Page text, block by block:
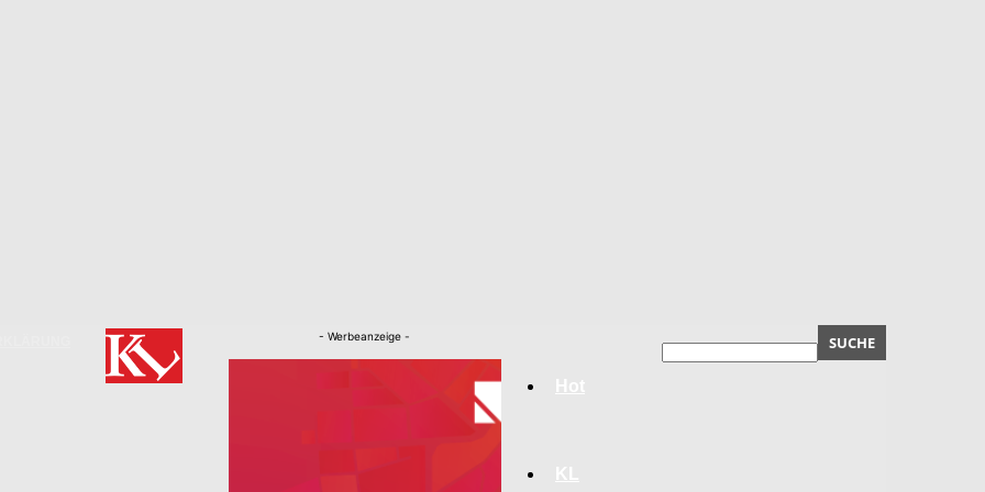
- Werbeanzeige -